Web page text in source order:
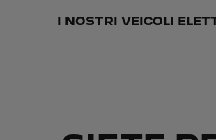
I NOSTRI VEICOLI